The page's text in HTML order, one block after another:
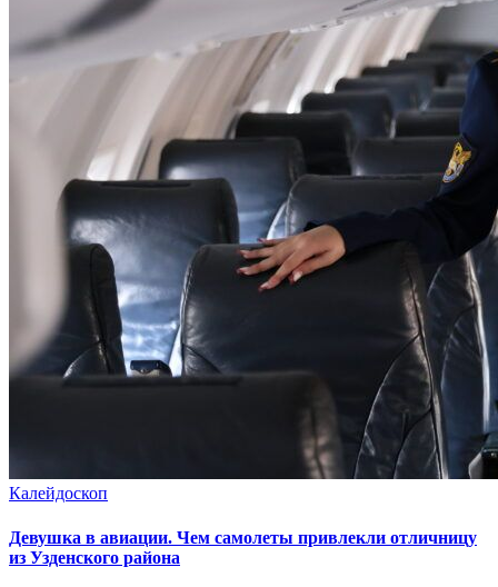
Калейдоскоп
Девушка в авиации. Чем самолеты привлекли отличницу
из Узденского района